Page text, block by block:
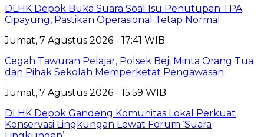
DLHK Depok Buka Suara Soal Isu Penutupan TPA
Cipayung, Pastikan Operasional Tetap Normal
Jumat, 7 Agustus 2026 - 17:41 WIB
Cegah Tawuran Pelajar, Polsek Beji Minta Orang Tua
dan Pihak Sekolah Memperketat Pengawasan
Jumat, 7 Agustus 2026 - 15:59 WIB
DLHK Depok Gandeng Komunitas Lokal Perkuat
Konservasi Lingkungan Lewat Forum ‘Suara